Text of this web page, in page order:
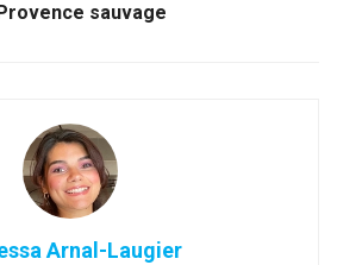
sauvage
Arnal-Laugier